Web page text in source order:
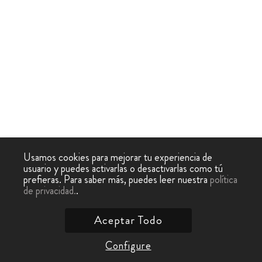
Usamos cookies para mejorar tu experiencia de
usuario y puedes activarlas o desactivarlas como tú
prefieras. Para saber más, puedes leer nuestrapolítica
de privacidad..
Configure
Aceptar Todo